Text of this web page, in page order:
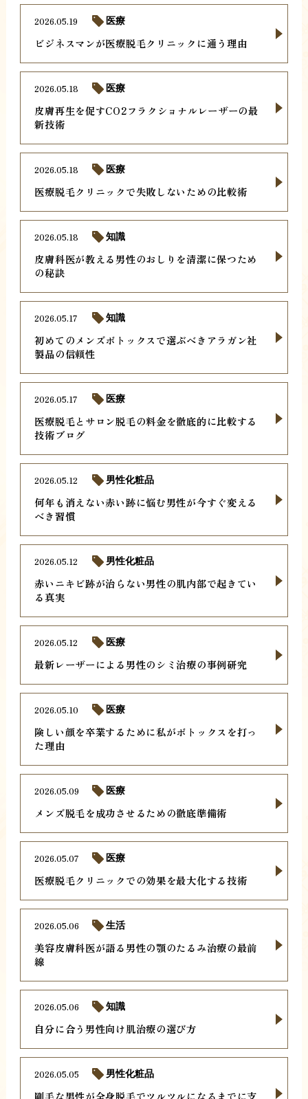
ビジネスマンが医療脱毛クリニックに通う理由
2026.05.19 医療
皮膚再生を促すCO2フラクショナルレーザーの最
新技術
2026.05.18 医療
医療脱毛クリニックで失敗しないための比較術
2026.05.18 医療
皮膚科医が教える男性のおしりを清潔に保つため
の秘訣
2026.05.18 知識
初めてのメンズボトックスで選ぶべきアラガン社
製品の信頼性
2026.05.17 知識
医療脱毛とサロン脱毛の料金を徹底的に比較する
技術ブログ
2026.05.17 医療
何年も消えない赤い跡に悩む男性が今すぐ変える
べき習慣
2026.05.12 男性化粧品
赤いニキビ跡が治らない男性の肌内部で起きてい
る真実
2026.05.12 男性化粧品
最新レーザーによる男性のシミ治療の事例研究
2026.05.12 医療
険しい顔を卒業するために私がボトックスを打っ
た理由
2026.05.10 医療
メンズ脱毛を成功させるための徹底準備術
2026.05.09 医療
医療脱毛クリニックでの効果を最大化する技術
2026.05.07 医療
美容皮膚科医が語る男性の顎のたるみ治療の最前
線
2026.05.06 生活
自分に合う男性向け肌治療の選び方
2026.05.06 知識
剛毛な男性が全身脱毛でツルツルになるまでに支
2026.05.05 男性化粧品